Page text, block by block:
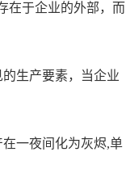
在于企业的外部，而
生产要素，当企业
一夜间化为灰烬,单